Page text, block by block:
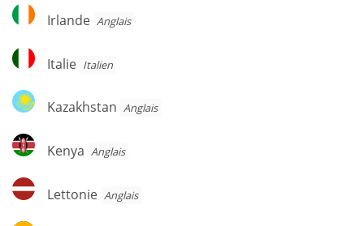
Irlande
Irlande Anglais
Italie
Italie Italien
Kazakhstan
Kazakhstan Anglais
Kenya
Kenya Anglais
Lettonie
Lettonie Anglais